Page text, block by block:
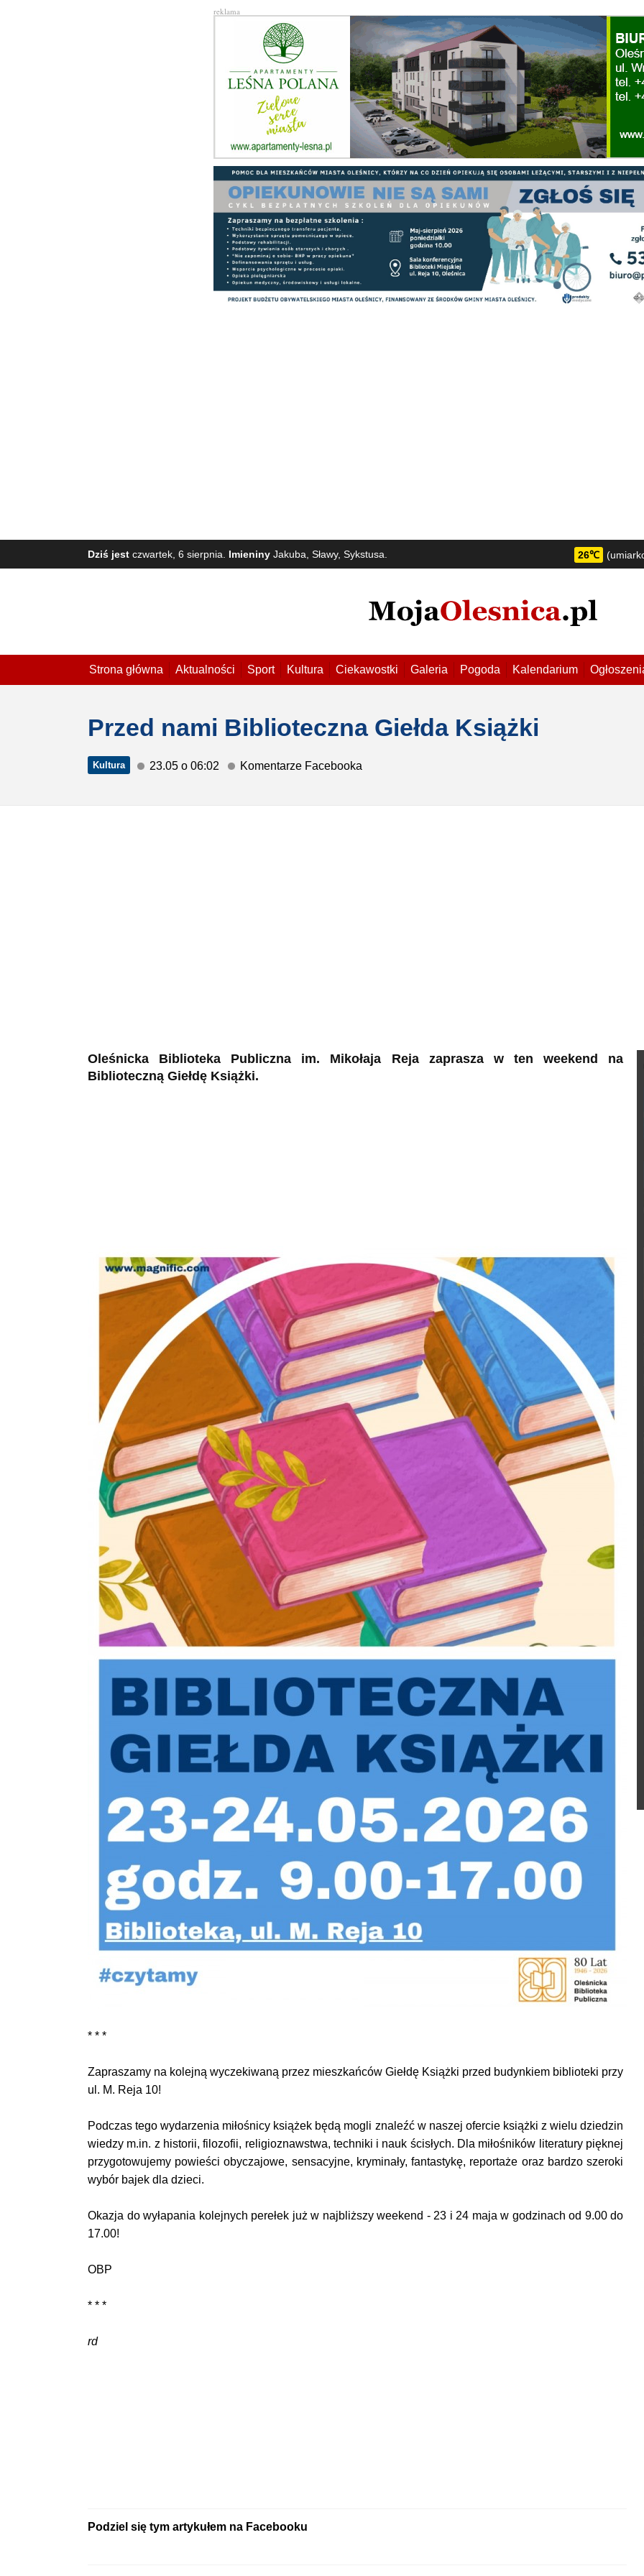
reklama
Dziś jest czwartek, 6 sierpnia. Imieniny Jakuba, Sławy, Sykstusa. 26℃
Strona główna Aktualności Sport Kultura Ciekawostki Galeria Pogoda Kalendarium
Przed nami Biblioteczna Giełda Książki
Kultura 23.05 o 06:02 Komentarze Facebooka
Oleśnicka Biblioteka Publiczna im. Mikołaja Reja zaprasza w ten weekend na
Biblioteczną Giełdę Książki.
* * *
Zapraszamy na kolejną wyczekiwaną przez mieszkańców Giełdę Książki przed budynkiem biblioteki przy
ul. M. Reja 10!
Podczas tego wydarzenia miłośnicy książek będą mogli znaleźć w naszej ofercie książki z wielu dziedzin
wiedzy m.in. z historii, filozofii, religioznawstwa, techniki i nauk ścisłych. Dla miłośników literatury pięknej
przygotowujemy powieści obyczajowe, sensacyjne, kryminały, fantastykę, reportaże oraz bardzo szeroki
wybór bajek dla dzieci.
Okazja do wyłapania kolejnych perełek już w najbliższy weekend - 23 i 24 maja w godzinach od 9.00 do
17.00!
OBP
* * *
rd
Podziel się tym artykułem na Facebooku